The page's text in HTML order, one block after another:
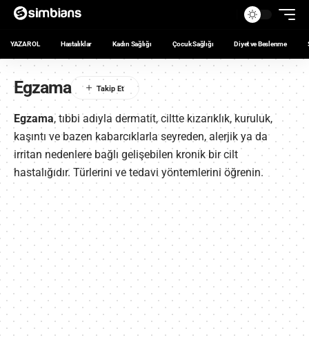
YAZAR OL Hastalıklar Kadın Sağlığı Çocuk Sağlığı Diyet ve Beslenme
Egzama
Egzama, tıbbi adıyla dermatit, ciltte kızarıklık, kuruluk,
kaşıntı ve bazen kabarcıklarla seyreden, alerjik ya da
irritan nedenlere bağlı gelişebilen kronik bir cilt
hastalığıdır. Türlerini ve tedavi yöntemlerini öğrenin.